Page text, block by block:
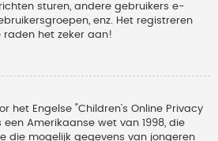
sturen, andere gebruikers e-
enz. Het registreren
het zeker aan!
het Engelse "Children’s Online Privacy
Amerikaanse wet van 1998, die
die mogelijk gegevens van jongeren